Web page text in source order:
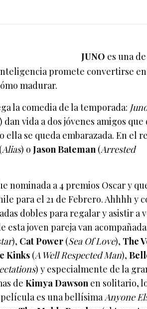
JUNO es una
promete convertirse
madurar.
la comedia de la temporada:
) dan vida a dos jóvenes amigos que
se queda embarazada. En el
(Alias) oJason Bateman (Arrested
nominada a 4 premios Oscar y
para el 21 de Febrero. Ahhhh y
dobles para regalar y asistir a
joven pareja van
), Cat Power (Sea Of Love), The
Kinks (A Well Respected Man),
) y especialmente de la
deKimya Dawson en solitario,
es una bellísimaAnyone